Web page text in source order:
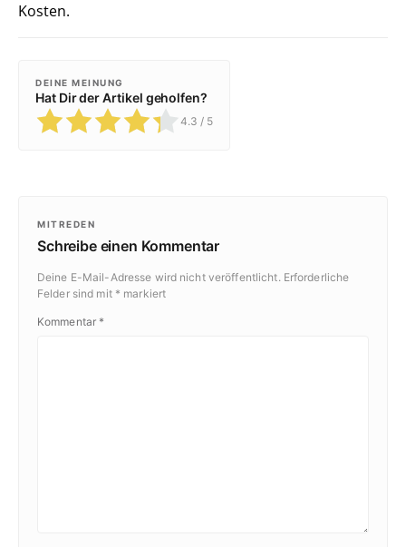
Kosten.
DEINE MEINUNG
Hat Dir der Artikel geholfen?
4.3 / 5
MITREDEN
Schreibe einen Kommentar
Deine E-Mail-Adresse wird nicht veröffentlicht. Erforderliche
Felder sind mit * markiert
Kommentar *